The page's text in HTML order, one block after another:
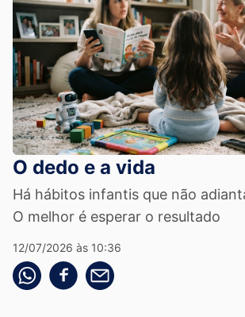
O dedo e a vida
Há hábitos infantis que não
O melhor é esperar o resultado
12/07/2026 às 10:36
Compartilhe pelo whatsapp
Compartilhar no facebook
Compartilhe pelo email